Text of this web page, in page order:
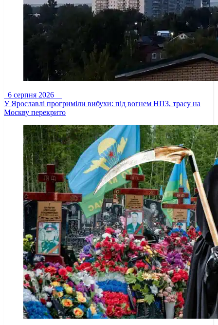
6 серпня 2026
У Ярославлі прогриміли вибухи: під вогнем НПЗ, трасу на
Москву перекрито